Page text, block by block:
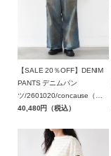
【SALE 20％OFF】DENIM
PANTS デニムパン
ツ/2601020/concause（コ
ンコース）【返品交換不可】
40,480円（税込）